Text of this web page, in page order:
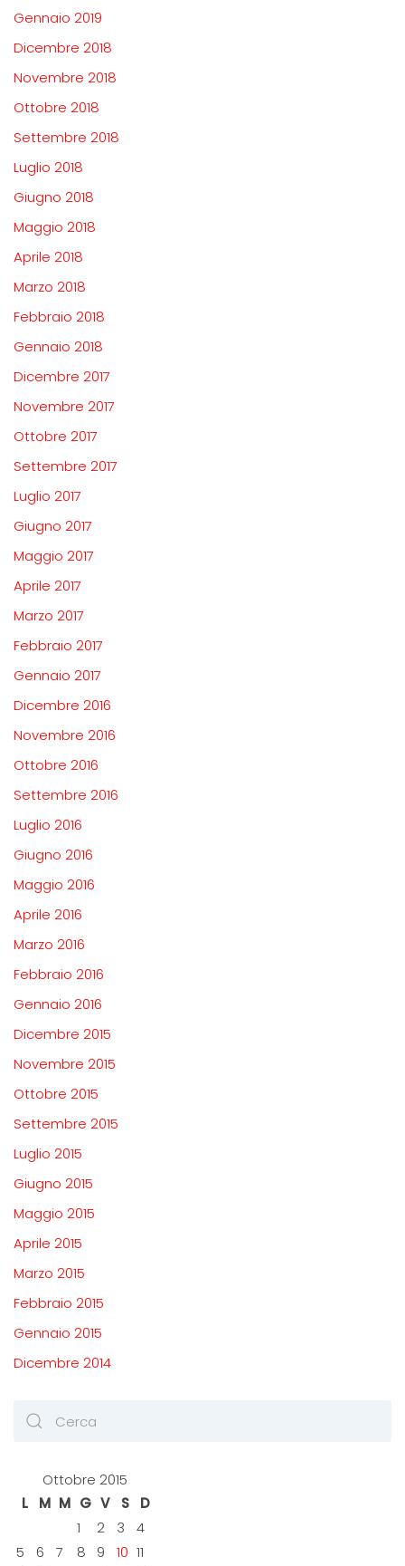
Gennaio 2019
Dicembre 2018
Novembre 2018
Ottobre 2018
Settembre 2018
Luglio 2018
Giugno 2018
Maggio 2018
Aprile 2018
Marzo 2018
Febbraio 2018
Gennaio 2018
Dicembre 2017
Novembre 2017
Ottobre 2017
Settembre 2017
Luglio 2017
Giugno 2017
Maggio 2017
Aprile 2017
Marzo 2017
Febbraio 2017
Gennaio 2017
Dicembre 2016
Novembre 2016
Ottobre 2016
Settembre 2016
Luglio 2016
Giugno 2016
Maggio 2016
Aprile 2016
Marzo 2016
Febbraio 2016
Gennaio 2016
Dicembre 2015
Novembre 2015
Ottobre 2015
Settembre 2015
Luglio 2015
Giugno 2015
Maggio 2015
Aprile 2015
Marzo 2015
Febbraio 2015
Gennaio 2015
Dicembre 2014
Ottobre 2015
L
M M G V S
D
1
2 3
4
5
6 7 8 9 10 11